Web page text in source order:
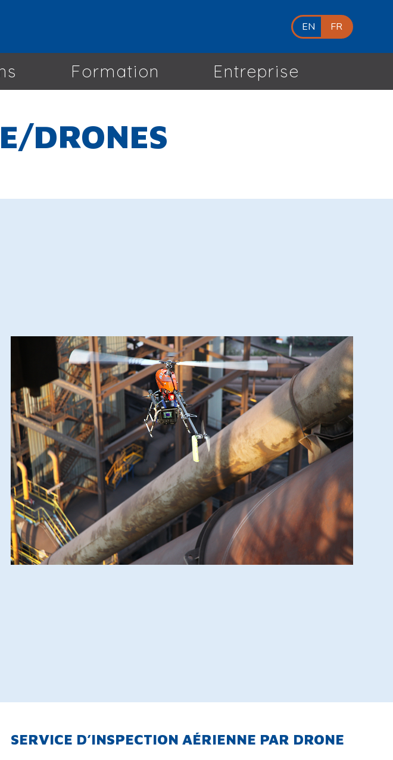
EN FR
Formation Entreprise
DRONES
SERVICE D’INSPECTION AÉRIENNE PAR DRONE